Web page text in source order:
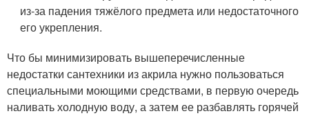
из-за падения тяжёлого предмета или недостаточного
его укрепления.
Что бы минимизировать вышеперечисленные
недостатки сантехники из акрила нужно пользоваться
специальными моющими средствами, в первую очередь
наливать холодную воду, а затем ее разбавлять горячей